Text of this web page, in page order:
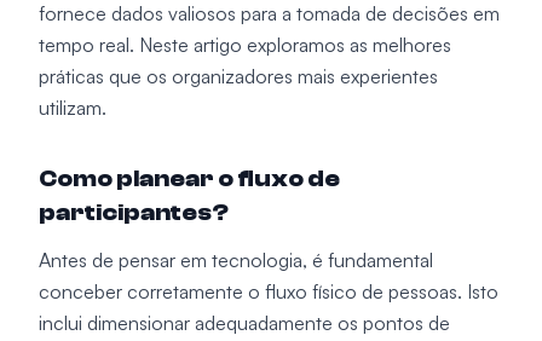
fornece dados valiosos para a tomada de decisões em
tempo real. Neste artigo exploramos as melhores
práticas que os organizadores mais experientes
utilizam.
Como planear o fluxo de
participantes?
Antes de pensar em tecnologia, é fundamental
conceber corretamente o fluxo físico de pessoas. Isto
inclui dimensionar adequadamente os pontos de